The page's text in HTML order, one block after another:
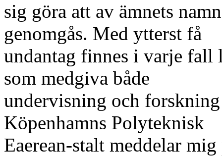
sig göra att av ämnets
genomgås. Med ytterst få
undantag finnes i varje fall
som medgiva både
undervisning och
Köpenhamns Polyteknisk
Eaerean-stalt meddelar